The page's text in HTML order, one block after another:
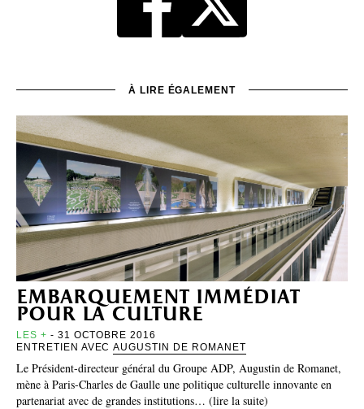
À LIRE ÉGALEMENT
embarquement immédiat
pour la culture
LES + - 31 OCTOBRE 2016
ENTRETIEN AVECAUGUSTIN DE ROMANET
Le Président-directeur général du Groupe ADP, Augustin de Romanet,
mène à Paris-Charles de Gaulle une politique culturelle innovante en
partenariat avec de grandes institutions… (lire la suite)